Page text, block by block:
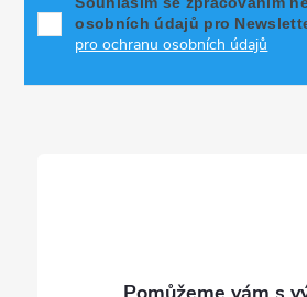
osobních údajů pro
pro ochranu osobních údajů